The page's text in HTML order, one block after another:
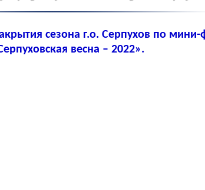
сезона г.о. Серпухов по мини-
весна – 2022».